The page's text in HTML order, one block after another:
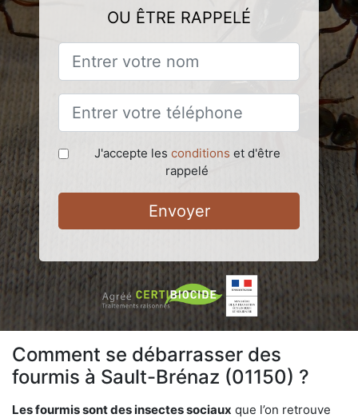
OU ÊTRE RAPPELÉ
J'accepte les conditions et d'être
rappelé
Envoyer
Comment se débarrasser des
fourmis à Sault-Brénaz (01150) ?
Les fourmis sont des insectes sociaux que l’on retrouve